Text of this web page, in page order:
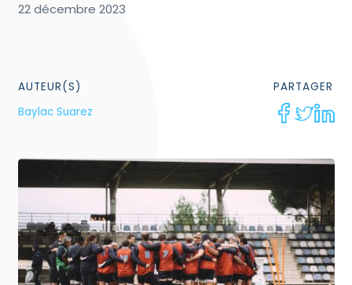
22 décembre 2023
AUTEUR(S)
Baylac Suarez
PARTAGER